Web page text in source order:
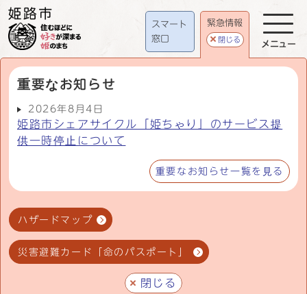
スマート
窓口
緊急情報
閉じる
重要なお知らせ
2026年8月4日
姫路市シェアサイクル「姫ちゃり」のサービス提
供一時停止について
重要なお知らせ一覧を見る
ハザードマップ
災害避難カード「命のパスポート」
閉じる
メニュー